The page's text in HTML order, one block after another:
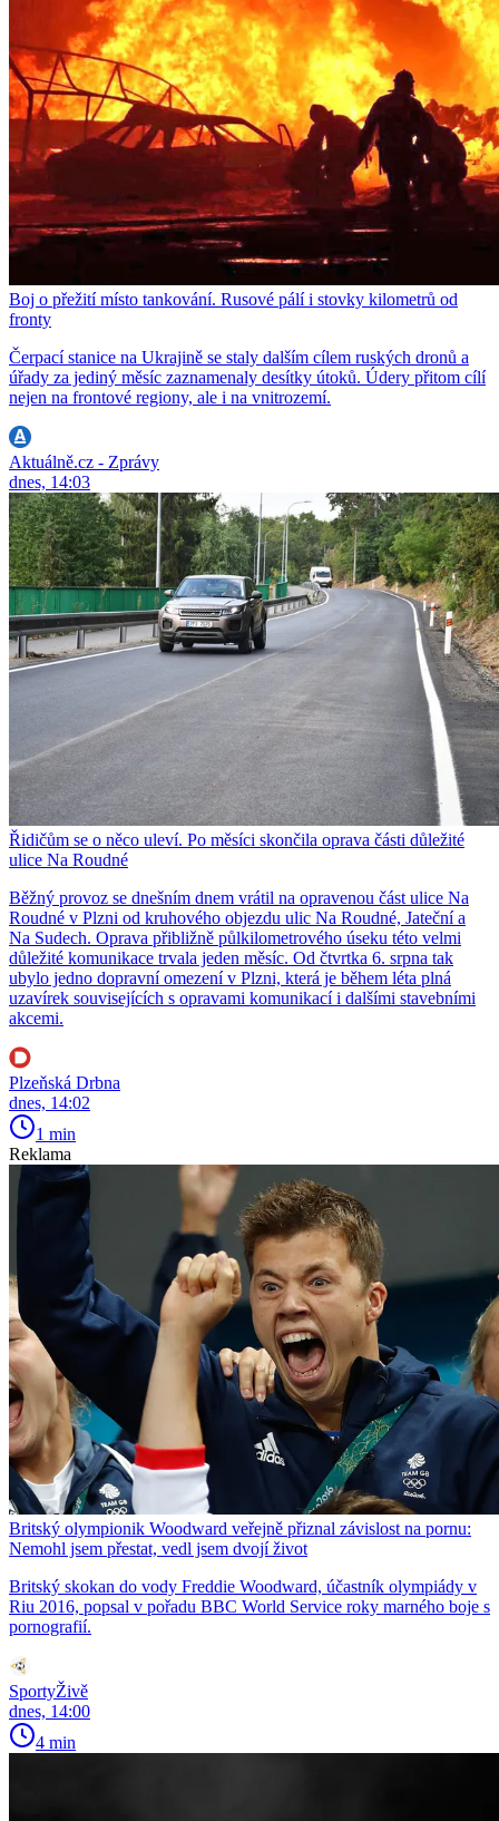
Boj o přežití místo tankování. Rusové pálí i stovky kilometrů od
fronty
Čerpací stanice na Ukrajině se staly dalším cílem ruských dronů a
úřady za jediný měsíc zaznamenaly desítky útoků. Údery přitom cílí
nejen na frontové regiony, ale i na vnitrozemí.
Aktuálně.cz - Zprávy
dnes, 14:03
Řidičům se o něco uleví. Po měsíci skončila oprava části důležité
ulice Na Roudné
Běžný provoz se dnešním dnem vrátil na opravenou část ulice Na
Roudné v Plzni od kruhového objezdu ulic Na Roudné, Jateční a
Na Sudech. Oprava přibližně půlkilometrového úseku této velmi
důležité komunikace trvala jeden měsíc. Od čtvrtka 6. srpna tak
ubylo jedno dopravní omezení v Plzni, která je během léta plná
uzavírek souvisejících s opravami komunikací i dalšími stavebními
akcemi.
Plzeňská Drbna
dnes, 14:02
1 min
Reklama
Britský olympionik Woodward veřejně přiznal závislost na pornu:
Nemohl jsem přestat, vedl jsem dvojí život
Britský skokan do vody Freddie Woodward, účastník olympiády v
Riu 2016, popsal v pořadu BBC World Service roky marného boje s
pornografií.
SportyŽivě
dnes, 14:00
4 min